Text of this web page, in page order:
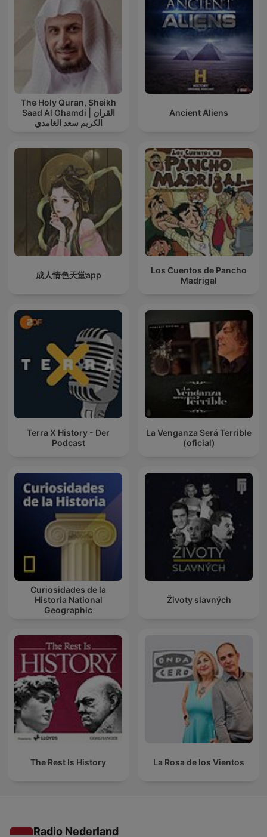
The Holy Quran, Sheikh
Saad Al Ghamdi | القران
الكريم سعد الغامدي
Ancient Aliens
成人情色天堂app
Los Cuentos de Pancho
Madrigal
Terra X History - Der
Podcast
La Venganza Será Terrible
(oficial)
Curiosidades de la
Historia National
Geographic
Životy slavných
The Rest Is History La Rosa de los Vientos
Radio Nederland